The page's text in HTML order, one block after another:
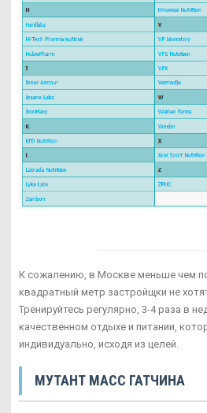
К сожалению, в Москве меньше чем
квадратный метр застройщки не
Тренируйтесь регулярно, 3-4 раза в
качественном отдыхе и питании,
индивидуально, исходя из целей.
МУТАНТ МАСС ГАТЧИНА